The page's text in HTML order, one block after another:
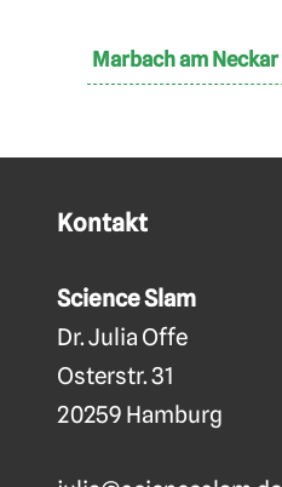
Marbach am Neckar
Kontakt
Science Slam
Dr. Julia Offe
Osterstr. 31
20259 Hamburg